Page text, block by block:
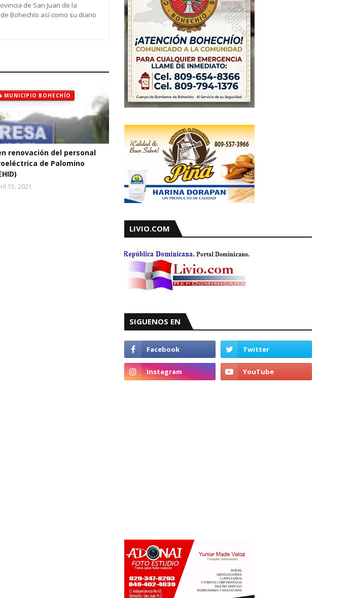
de San Juan de la
Bohechío así como su diario
MUNICIPIO BOHECHÍO
renovación del personal
de Palomino
15, 2021
LIVIO.COM
SIGUENOS EN